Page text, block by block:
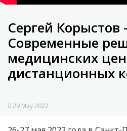
Сергей Корыстов -
Современные
медицинских
дистанционных
29 May 2022